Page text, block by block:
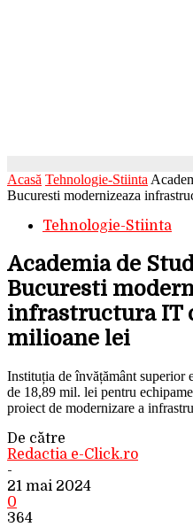
Acasă Tehnologie-Stiinta
Bucuresti modernizeaza
Tehnologie-Stiinta
Academia de
Bucuresti
infrastructura IT
milioane lei
Instituția de învățământ superior
de 18,89 mil. lei pentru
proiect de modernizare a
De către
Redactia e-Click.ro
-
21 mai 2024
0
364